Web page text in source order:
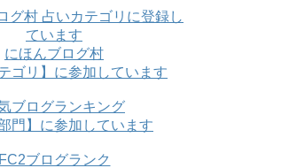
にほんブログ村
ゴリ】に参加しています
ブログランキング
門】に参加しています
FC2ブログランク